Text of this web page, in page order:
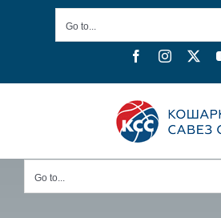
Go to...
FacebookInstagram
Go to...